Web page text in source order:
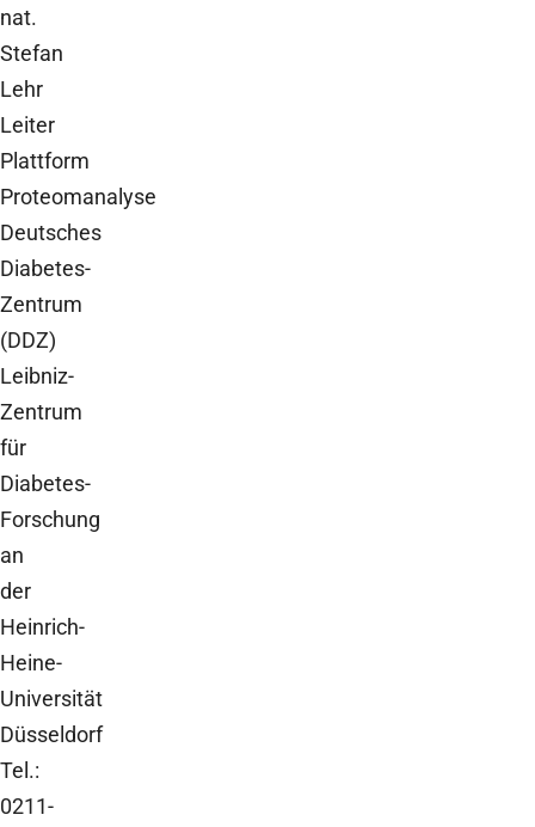
nat.
Stefan
Lehr
Leiter
Plattform
Proteomanalyse
Deutsches
Diabetes-
Zentrum
(DDZ)
Leibniz-
Zentrum
für
Diabetes-
Forschung
an
der
Heinrich-
Heine-
Universität
Düsseldorf
Tel.:
0211-